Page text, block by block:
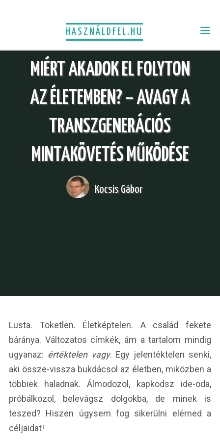
HASZNÁLDFEL.HU
MIÉRT AKADOK EL FOLYTON
AZ ÉLETEMBEN? – AVAGY A
TRANSZGENERÁCIÓS
MINTAKÖVETÉS MŰKÖDÉSE
Kocsis Gábor
Lusta. Töketlen. Életképtelen. A család fekete
báránya. Változatos címkék, ám a tartalom mindig
ugyanaz: értéktelen vagy. Egy jelentéktelen senki,
aki össze-vissza bukdácsol az életben, miközben a
többiek haladnak. Álmodozol, kapkodsz ide-oda,
próbálkozol, belevágsz dolgokba, de minek is
teszed? Hiszen úgysem fog sikerülni elérned a
céljaidat!